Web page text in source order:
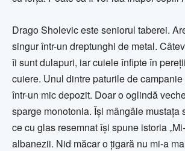
Drago Sholevic este seniorul taberei.
singur într-un dreptunghi de metal.
îi sunt dulapuri, iar cuiele înfipte în
cuiere. Unul dintre paturile de
într-un mic depozit. Doar o oglindă
sparge monotonia. Îşi mângâie mustaţa
ce cu glas resemnat îşi spune istoria
albanezii. Nid măcar o ţigară nu mi-a